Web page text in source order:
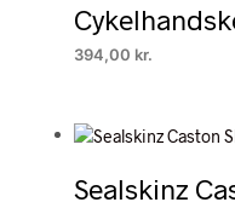
394,00 kr.
Sealskinz